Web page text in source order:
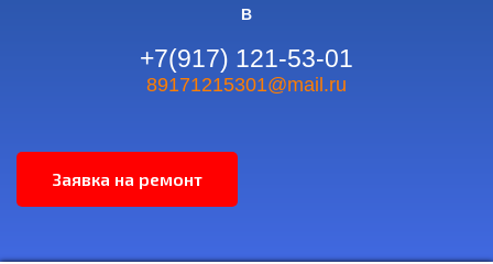
В
+7(917) 121-53-01
89171215301@mail.ru